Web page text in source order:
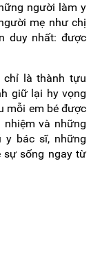
người làm y
mẹ như chị
duy nhất: được
chỉ là thành tựu
giữ lại hy vọng
mỗi em bé được
và những
y bác sĩ, những
sự sống ngay từ